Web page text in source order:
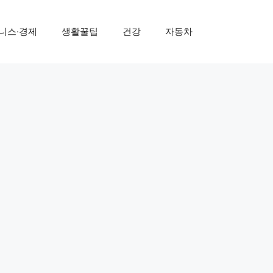
스·경제 생활꿀팁 건강 자동차